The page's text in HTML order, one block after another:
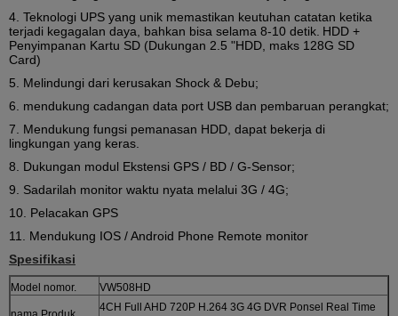
4. Teknologi UPS yang unik memastikan keutuhan catatan ketika
terjadi kegagalan daya, bahkan bisa selama 8-10 detik. HDD +
Penyimpanan Kartu SD (Dukungan 2.5 "HDD, maks 128G SD
Card)
5. Melindungi dari kerusakan Shock & Debu;
6. mendukung cadangan data port USB dan pembaruan perangkat;
7. Mendukung fungsi pemanasan HDD, dapat bekerja di
lingkungan yang keras.
8. Dukungan modul Ekstensi GPS / BD / G-Sensor;
9. Sadarilah monitor waktu nyata melalui 3G / 4G;
10. Pelacakan GPS
11. Mendukung IOS / Android Phone Remote monitor
Spesifikasi
Model nomor. VW508HD
4CH Full AHD 720P H.264 3G 4G DVR Ponsel Real Time